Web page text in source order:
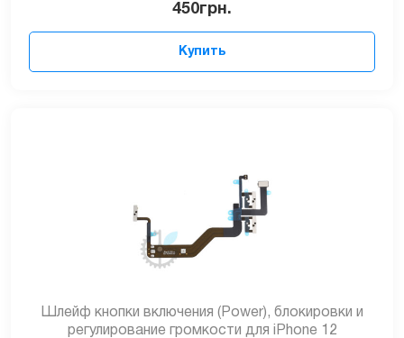
450грн.
Купить
Шлейф кнопки включения (Power), блокировки и
регулирование громкости для iPhone 12